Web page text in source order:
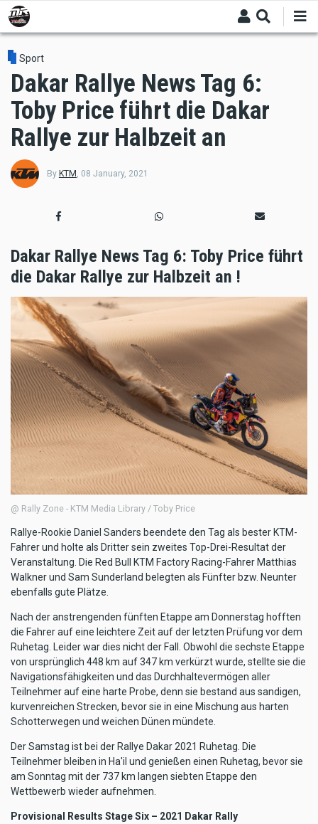
Skip
to
main
content
Sport
Dakar Rallye News Tag 6:
Toby Price führt die Dakar
Rallye zur Halbzeit an
By KTM 08 January, 2021
Dakar Rallye News Tag 6: Toby Price führt
die Dakar Rallye zur Halbzeit an !
@ Rally Zone - KTM Media Library / Toby Price
Rallye-Rookie Daniel Sanders beendete den Tag als bester KTM-
Fahrer und holte als Dritter sein zweites Top-Drei-Resultat der
Veranstaltung. Die Red Bull KTM Factory Racing-Fahrer Matthias
Walkner und Sam Sunderland belegten als Fünfter bzw. Neunter
ebenfalls gute Plätze.
Nach der anstrengenden fünften Etappe am Donnerstag hofften
die Fahrer auf eine leichtere Zeit auf der letzten Prüfung vor dem
Ruhetag. Leider war dies nicht der Fall. Obwohl die sechste Etappe
von ursprünglich 448 km auf 347 km verkürzt wurde, stellte sie die
Navigationsfähigkeiten und das Durchhaltevermögen aller
Teilnehmer auf eine harte Probe, denn sie bestand aus sandigen,
kurvenreichen Strecken, bevor sie in eine Mischung aus harten
Schotterwegen und weichen Dünen mündete.
Der Samstag ist bei der Rallye Dakar 2021 Ruhetag. Die
Teilnehmer bleiben in Ha'il und genießen einen Ruhetag, bevor sie
am Sonntag mit der 737 km langen siebten Etappe den
Wettbewerb wieder aufnehmen.
Provisional Results Stage Six – 2021 Dakar Rally